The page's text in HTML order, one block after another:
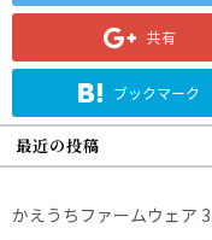
共有
ブックマーク
最近の投稿
かえうちファームウェア